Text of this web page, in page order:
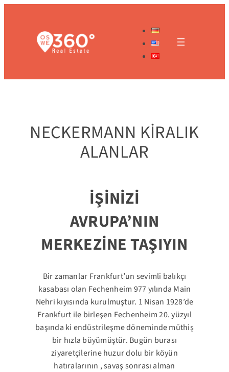
NECKERMANN KIRALIK
ALANLAR
İŞİNİZİ
AVRUPA’NIN
MERKEZİNE TAŞIYIN
Bir zamanlar Frankfurt’un sevimli balıkçı
kasabası olan Fechenheim 977 yılında Main
Nehri kıyısında kurulmuştur. 1 Nisan 1928’de
Frankfurt ile birleşen Fechenheim 20. yüzyıl
başında ki endüstrileşme döneminde müthiş
bir hızla büyümüştür. Bugün burası
ziyaretçilerine huzur dolu bir köyün
hatıralarının , savaş sonrası alman